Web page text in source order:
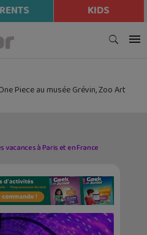
KIDS
Piece au musée Grévin, Zoo Art
vacances à Paris et en France